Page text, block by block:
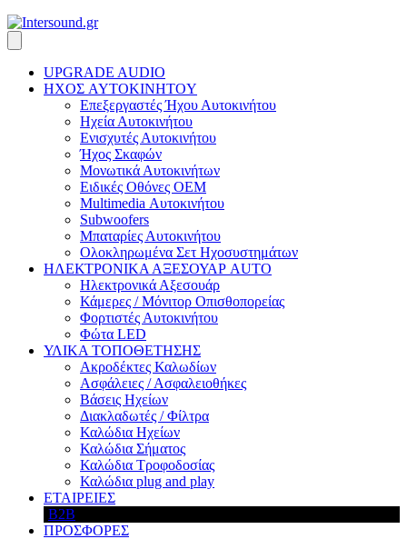
UPGRADE AUDIO
ΗΧΟΣ AYTOKINHTOY
Επεξεργαστές Ήχου Αυτοκινήτου
Ηχεία Αυτοκινήτου
Ενισχυτές Αυτοκινήτου
Ήχος Σκαφών
Μονωτικά Αυτοκινήτων
Ειδικές Οθόνες OEM
Multimedia Αυτοκινήτου
Subwoofers
Μπαταρίες Αυτοκινήτου
Ολοκληρωμένα Σετ Ηχοσυστημάτων
ΗΛΕΚΤΡΟΝΙΚΑ ΑΞΕΣΟΥΑΡ AUTO
Ηλεκτρονικά Αξεσουάρ
Κάμερες / Μόνιτορ Οπισθοπορείας
Φορτιστές Αυτοκινήτου
Φώτα LED
ΥΛΙΚΑ ΤΟΠΟΘΕΤΗΣΗΣ
Ακροδέκτες Καλωδίων
Ασφάλειες / Ασφαλειοθήκες
Βάσεις Ηχείων
Διακλαδωτές / Φίλτρα
Καλώδια Ηχείων
Καλώδια Σήματος
Καλώδια Τροφοδοσίας
Καλώδια plug and play
ΕΤΑΙΡΕΙΕΣ
B2B
ΠΡΟΣΦΟΡΕΣ